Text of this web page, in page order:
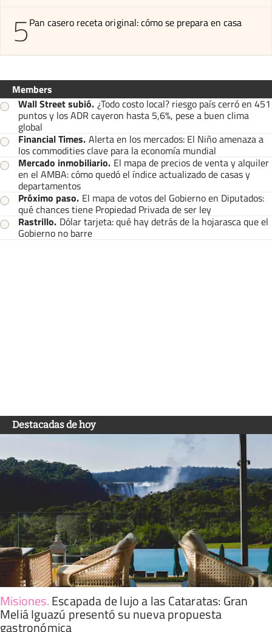
5Pan casero receta original: cómo se prepara en casa
Members
Wall Street subió. ¿Todo costo local? riesgo país cerró en 451
puntos y los ADR cayeron hasta 5,6%, pese a buen clima
global
Financial Times. Alerta en los mercados: El Niño amenaza a
los commodities clave para la economía mundial
Mercado inmobiliario. El mapa de precios de venta y alquiler
en el AMBA: cómo quedó el índice actualizado de casas y
departamentos
Próximo paso. El mapa de votos del Gobierno en Diputados:
qué chances tiene Propiedad Privada de ser ley
Rastrillo. Dólar tarjeta: qué hay detrás de la hojarasca que el
Gobierno no barre
Destacadas de hoy
Misiones.Escapada de lujo a las Cataratas: Gran
Meliá Iguazú presentó su nueva propuesta
gastronómica